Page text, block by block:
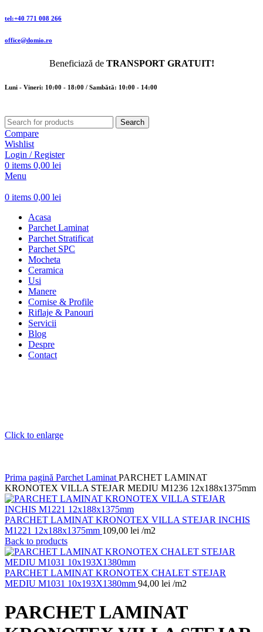
tel:+40 771 008 266
office@domio.ro
Beneficiază de TRANSPORT GRATUIT!
Luni - Vineri: 10:00 - 18:00 / Sambătă: 10:00 - 14:00
Search
Compare
Wishlist
Login / Register
0 items 0,00 lei
Menu
0 items 0,00 lei
Acasa
Parchet Laminat
Parchet Stratificat
Parchet SPC
Mocheta
Ceramica
Usi
Manere
Cornise & Profile
Riflaje & Panouri
Servicii
Blog
Despre
Contact
Click to enlarge
Prima pagină Parchet Laminat PARCHET LAMINAT
KRONOTEX VILLA STEJAR MEDIU M1236 12x188x1375mm
PARCHET LAMINAT KRONOTEX VILLA STEJAR INCHIS
M1221 12x188x1375mm 109,00 lei /m2
Back to products
PARCHET LAMINAT KRONOTEX CHALET STEJAR
MEDIU M1031 10x193X1380mm 94,00 lei /m2
PARCHET LAMINAT